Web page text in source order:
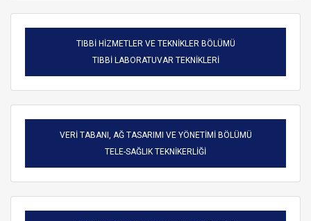
TIBBİ HİZMETLER VE TEKNİKLER BÖLÜMÜ
TIBBİ LABORATUVAR TEKNİKLERİ
VERİ TABANI, AĞ TASARIMI VE YÖNETİMİ BÖLÜMÜ
TELE-SAĞLIK TEKNİKERLİĞİ